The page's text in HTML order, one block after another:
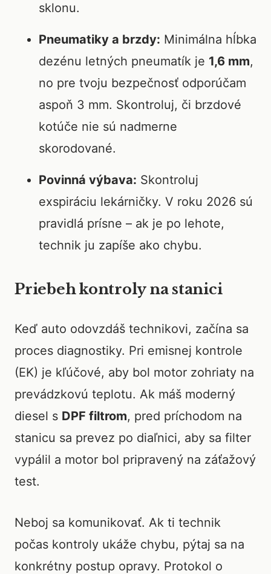
sklonu.
Pneumatiky a brzdy: Minimálna hĺbka
dezénu letných pneumatík je 1,6 mm,
no pre tvoju bezpečnosť odporúčam
aspoň 3 mm. Skontroluj, či brzdové
kotúče nie sú nadmerne
skorodované.
Povinná výbava: Skontroluj
exspiráciu lekárničky. V roku 2026 sú
pravidlá prísne – ak je po lehote,
technik ju zapíše ako chybu.
Priebeh kontroly na stanici
Keď auto odovzdáš technikovi, začína sa
proces diagnostiky. Pri emisnej kontrole
(EK) je kľúčové, aby bol motor zohriaty na
prevádzkovú teplotu. Ak máš moderný
diesel s DPF filtrom, pred príchodom na
stanicu sa prevez po diaľnici, aby sa filter
vypálil a motor bol pripravený na záťažový
test.
Neboj sa komunikovať. Ak ti technik
počas kontroly ukáže chybu, pýtaj sa na
konkrétny postup opravy. Protokol o